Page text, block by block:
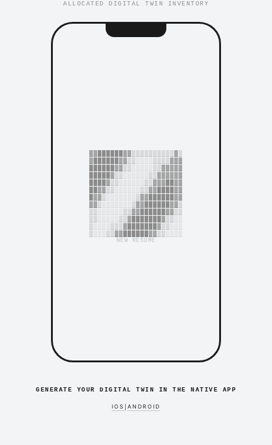
ALLOCATED DIGITAL TWIN INVENTORY
▓██████▓▓▒▒░░░░▒▒▒▒▓▓▓
██████▓▓▒▒░░░░░▒▒▓▓▓▓▓
█████▓▒▒░░░░░░▒▒▓▓▓▓▓▓
████▓▒▒░░░░░░▒▒▓▓▓██▓▓
██▓▓▒▒░░░░░░▒▒▓▓████▓▓
█▓▓▒░░░░░░░▒▓▓██████▓▓
▓▓▒░░░░░░░▒▓▓██████▓▓▒
▒▒░░░░░░▒▒▓▓██████▓▓▒▒
▒▒░░░░░▒▒▓███████▓▒▒░░
▒░░░░▒▒▒▓███████▓▒▒░░░
▒░░░▒▒▓▓██████▓▓▒▒░░░░
NEW RESUME
GENERATE YOUR DIGITAL TWIN IN THE NATIVE APP
IOS ANDROID